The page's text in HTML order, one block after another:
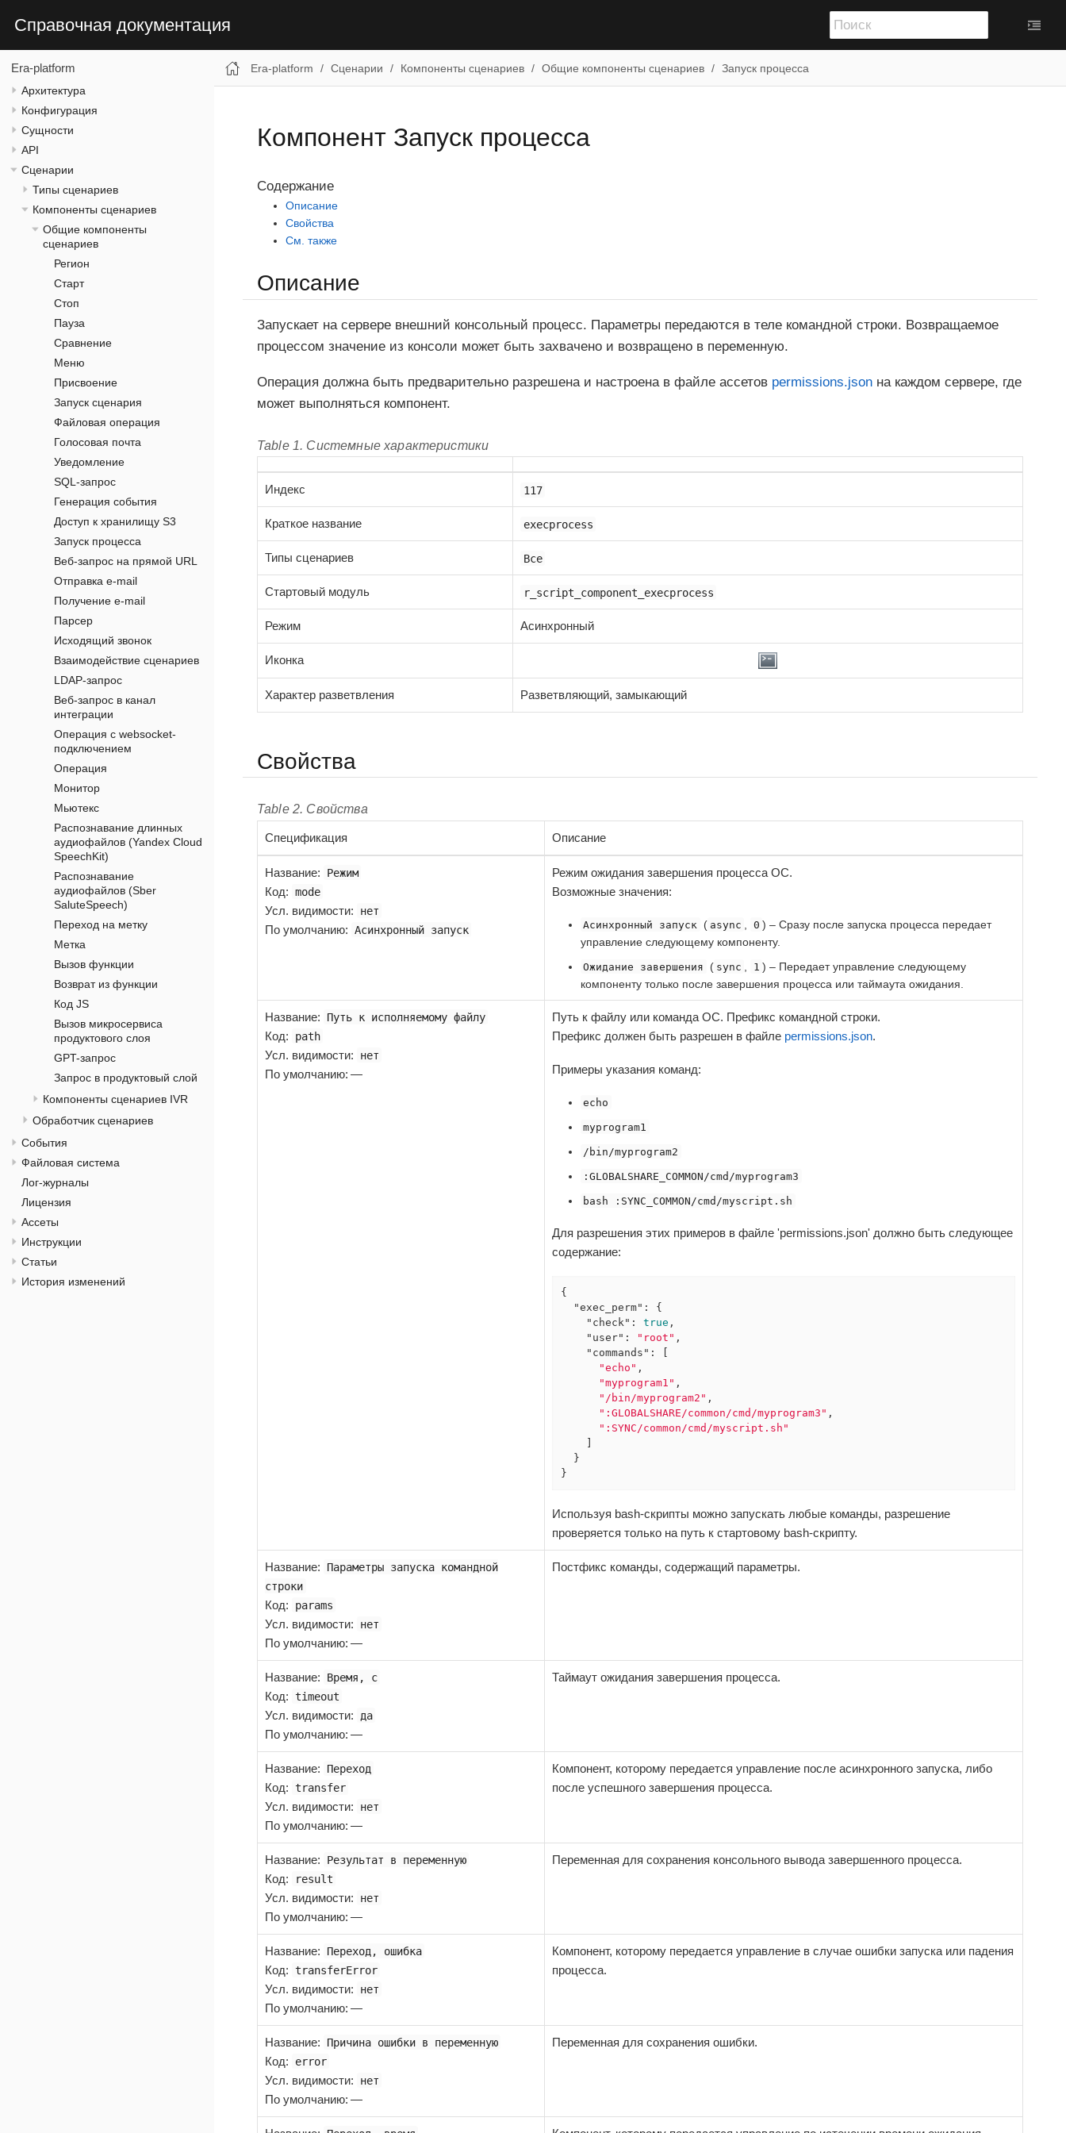
Справочная документация
Era-platform
Архитектура
Конфигурация
Сущности
API
Сценарии
Типы сценариев
Компоненты сценариев
Общие компоненты
сценариев
Регион
Старт
Стоп
Пауза
Сравнение
Меню
Присвоение
Запуск сценария
Файловая операция
Голосовая почта
Уведомление
SQL-запрос
Генерация события
Доступ к хранилищу S3
Запуск процесса
Веб-запрос на прямой URL
Отправка e-mail
Получение e-mail
Парсер
Исходящий звонок
Взаимодействие сценариев
LDAP-запрос
Веб-запрос в канал
интеграции
Операция с websocket-
подключением
Операция
Монитор
Мьютекс
Распознавание длинных
аудиофайлов (Yandex Cloud
SpeechKit)
Распознавание
аудиофайлов (Sber
SaluteSpeech)
Переход на метку
Метка
Вызов функции
Возврат из функции
Код JS
Вызов микросервиса
продуктового слоя
GPT-запрос
Запрос в продуктовый слой
Компоненты сценариев IVR
Обработчик сценариев
События
Файловая система
Лог-журналы
Лицензия
Ассеты
Инструкции
Статьи
История изменений
Era-platform Сценарии Компоненты сценариев Общие компоненты сценариев Запуск процесса
Компонент Запуск процесса
Содержание
Описание
Свойства
См. также
Описание
Запускает на сервере внешний консольный процесс. Параметры передаются в теле командной строки. Возвращаемое
процессом значение из консоли может быть захвачено и возвращено в переменную.
Операция должна быть предварительно разрешена и настроена в файле ассетов permissions.json на каждом сервере, где
может выполняться компонент.
Table 1. Системные характеристики
Индекс 117
Краткое название execprocess
Типы сценариев Все
Стартовый модуль r_script_component_execprocess
Режим Асинхронный
Иконка
Характер разветвления Разветвляющий, замыкающий
Свойства
Table 2. Свойства
Спецификация Описание
Название: Режим
Код: mode
Усл. видимости: нет
По умолчанию: Асинхронный запуск
Режим ожидания завершения процесса ОС.
Возможные значения:
Асинхронный запуск ( async 0 ) – Сразу после запуска процесса передает
управление следующему компоненту.
Ожидание завершения ( sync 1 ) – Передает управление следующему
компоненту только после завершения процесса или таймаута ожидания.
Название: Путь к исполняемому файлу
Код: path
Усл. видимости: нет
По умолчанию: —
Путь к файлу или команда ОС. Префикс командной строки.
Префикс должен быть разрешен в файле permissions.json.
Примеры указания команд:
echo
myprogram1
/bin/myprogram2
:GLOBALSHARE_COMMON/cmd/myprogram3
bash :SYNC_COMMON/cmd/myscript.sh
Для разрешения этих примеров в файле 'permissions.json' должно быть следующее
содержание:
{
"exec_perm" : {
"check" : true ,
"user" : "root" ,
"commands" : [
"echo" ,
"myprogram1" ,
"/bin/myprogram2" ,
":GLOBALSHARE/common/cmd/myprogram3" ,
":SYNC/common/cmd/myscript.sh"
}
Используя bash-скрипты можно запускать любые команды, разрешение
проверяется только на путь к стартовому bash-скрипту.
Название:
Параметры запуска командной
строки
Код: params
Усл. видимости: нет
По умолчанию: —
Постфикс команды, содержащий параметры.
Название: Время, с
Код: timeout
Усл. видимости: да
По умолчанию: —
Таймаут ожидания завершения процесса.
Название: Переход
Код: transfer
Усл. видимости: нет
По умолчанию: —
Компонент, которому передается управление после асинхронного запуска, либо
после успешного завершения процесса.
Название: Результат в переменную
Код: result
Усл. видимости: нет
По умолчанию: —
Переменная для сохранения консольного вывода завершенного процесса.
Название: Переход, ошибка
Код: transferError
Усл. видимости: нет
По умолчанию: —
Компонент, которому передается управление в случае ошибки запуска или падения
процесса.
Название: Причина ошибки в переменную
Код: error
Усл. видимости: нет
По умолчанию: —
Переменная для сохранения ошибки.